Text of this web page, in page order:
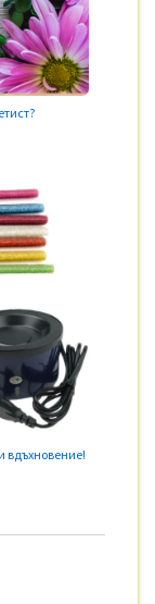
вдъхновение!